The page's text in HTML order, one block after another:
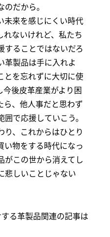
だから。
未来を感じにくい時代
れないけれど、私たち
することではないだろ
革製品は手に入れよ
とを忘れずに大切に使
今後皮革産業がより困
ら、他人事だと思わず
で応援していこう。
り、これからはひとり
い物をする時代になっ
がこの世から消えてし
悲しいことじゃない
る革製品関連の記事は